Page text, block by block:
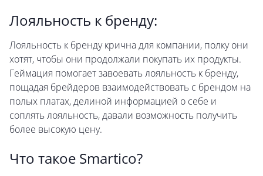
Лояльность к бренду:
Лояльность к бренду крична для компании, полку они
хотят, чтобы они продолжали покупать их продукты.
Геймация помогает завоевать лояльность к бренду,
пощадая брейдеров взаимодействовать с брендом на
полых платах, делиной информацией о себе и
соплять лояльность, давали возможность получить
более высокую цену.
Что такое Smartico?